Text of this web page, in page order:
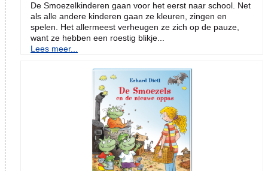
De Smoezelkinderen gaan voor het eerst naar school. Net
als alle andere kinderen gaan ze kleuren, zingen en
spelen. Het allermeest verheugen ze zich op de pauze,
want ze hebben een roestig blikje...
Lees meer...